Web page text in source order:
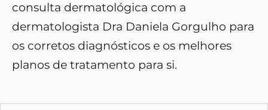
consulta dermatológica com a
dermatologista Dra Daniela Gorgulho para
os corretos diagnósticos e os melhores
planos de tratamento para si.